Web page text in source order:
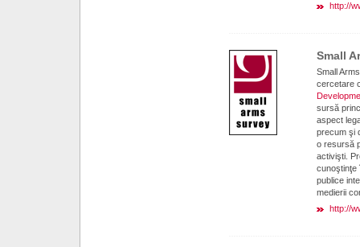
http://
Small
Small
cercetare
sursă
aspect
precum şi
o resursă
activişti.
cunoştinţe
publice
medierii
http://